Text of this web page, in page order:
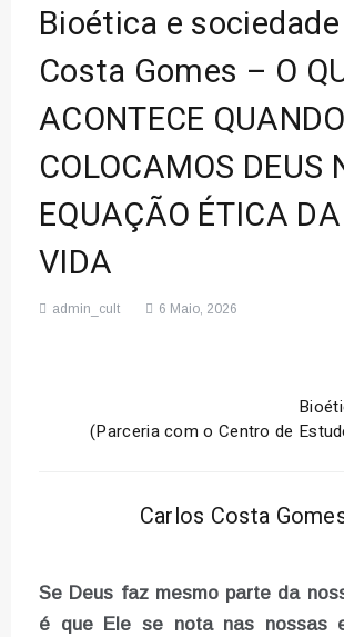
Bioética e
Costa Gomes – O
ACONTECE QUANDO
COLOCAMOS DEUS
EQUAÇÃO ÉTICA
VIDA
admin_cult 6 Maio, 2026
(Parceria com o Centro de
Carlos Costa
Se Deus faz mesmo parte da
é que Ele se nota nas nossas